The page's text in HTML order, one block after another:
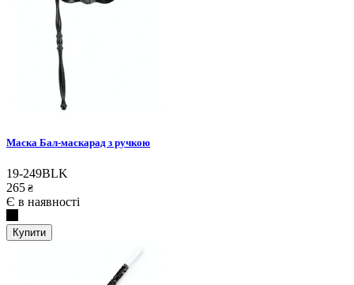
Маска Бал-маскарад з ручкою
19-249BLK
265 ₴
Є в наявності
Купити